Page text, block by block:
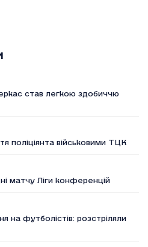
став легкою здобиччю
поліціянта військовими ТЦК
матчу Ліги конференцій
на футболістів: розстріляли